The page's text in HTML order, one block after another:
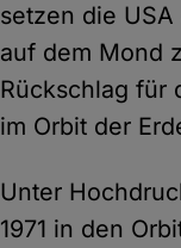
setzen die
auf dem Mond
Rückschlag für
im Orbit der
Unter
1971 in den